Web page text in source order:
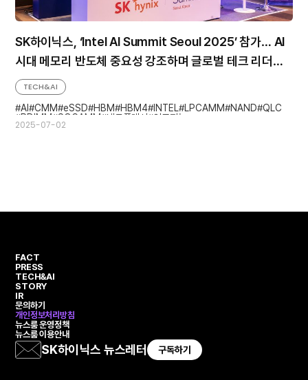
SK하이닉스, ‘Intel AI Summit Seoul 2025’ 참가… AI
시대 메모리 반도체 중요성 강조하며 글로벌 테크 리더십
선보여
2025-07-02
TECH&AI
AI
CMM eSSD HBM HBM4 INTEL LPCAMM NAND QLC
RDIMM
SOCAMM 낸드플래시 인공지능
FACT
PRESS
TECH&AI
STORY
IR
문의하기
개인정보처리방침
뉴스룸 운영정책
뉴스룸 이용안내
SK하이닉스 뉴스레터 구독하기